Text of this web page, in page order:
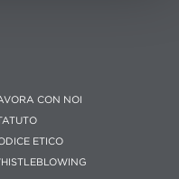
CON NOI
ETICO